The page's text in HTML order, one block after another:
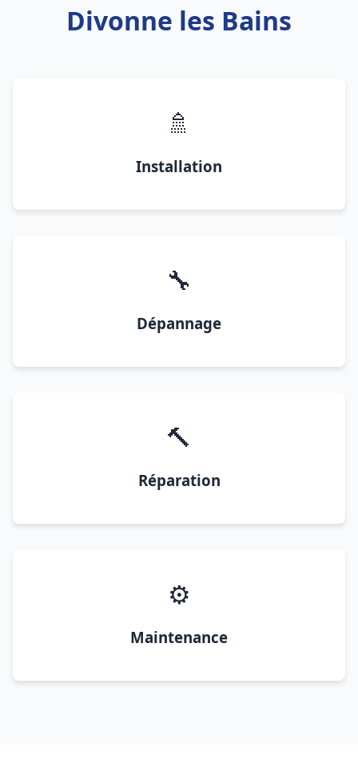
Divonne les Bains
🚿
Installation
🔧
Dépannage
🔨
Réparation
⚙️
Maintenance